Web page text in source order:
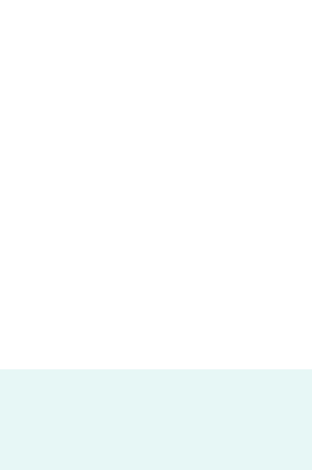
een tekort aan